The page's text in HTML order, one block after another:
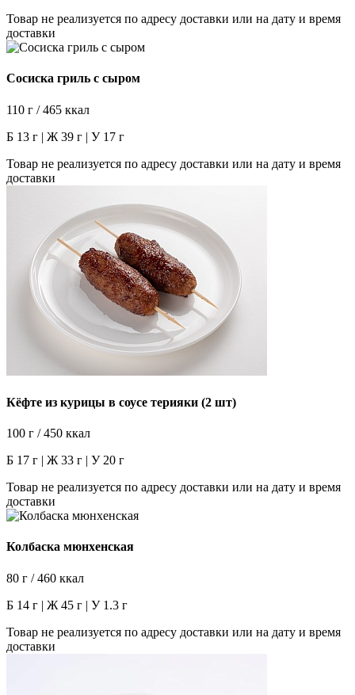
Товар не реализуется по адресу доставки или на дату и время
доставки
Сосиска гриль с сыром
110 г / 465 ккал
Б 13 г | Ж 39 г | У 17 г
Товар не реализуется по адресу доставки или на дату и время
доставки
Кёфте из курицы в соусе терияки (2 шт)
100 г / 450 ккал
Б 17 г | Ж 33 г | У 20 г
Товар не реализуется по адресу доставки или на дату и время
доставки
Колбаска мюнхенская
80 г / 460 ккал
Б 14 г | Ж 45 г | У 1.3 г
Товар не реализуется по адресу доставки или на дату и время
доставки